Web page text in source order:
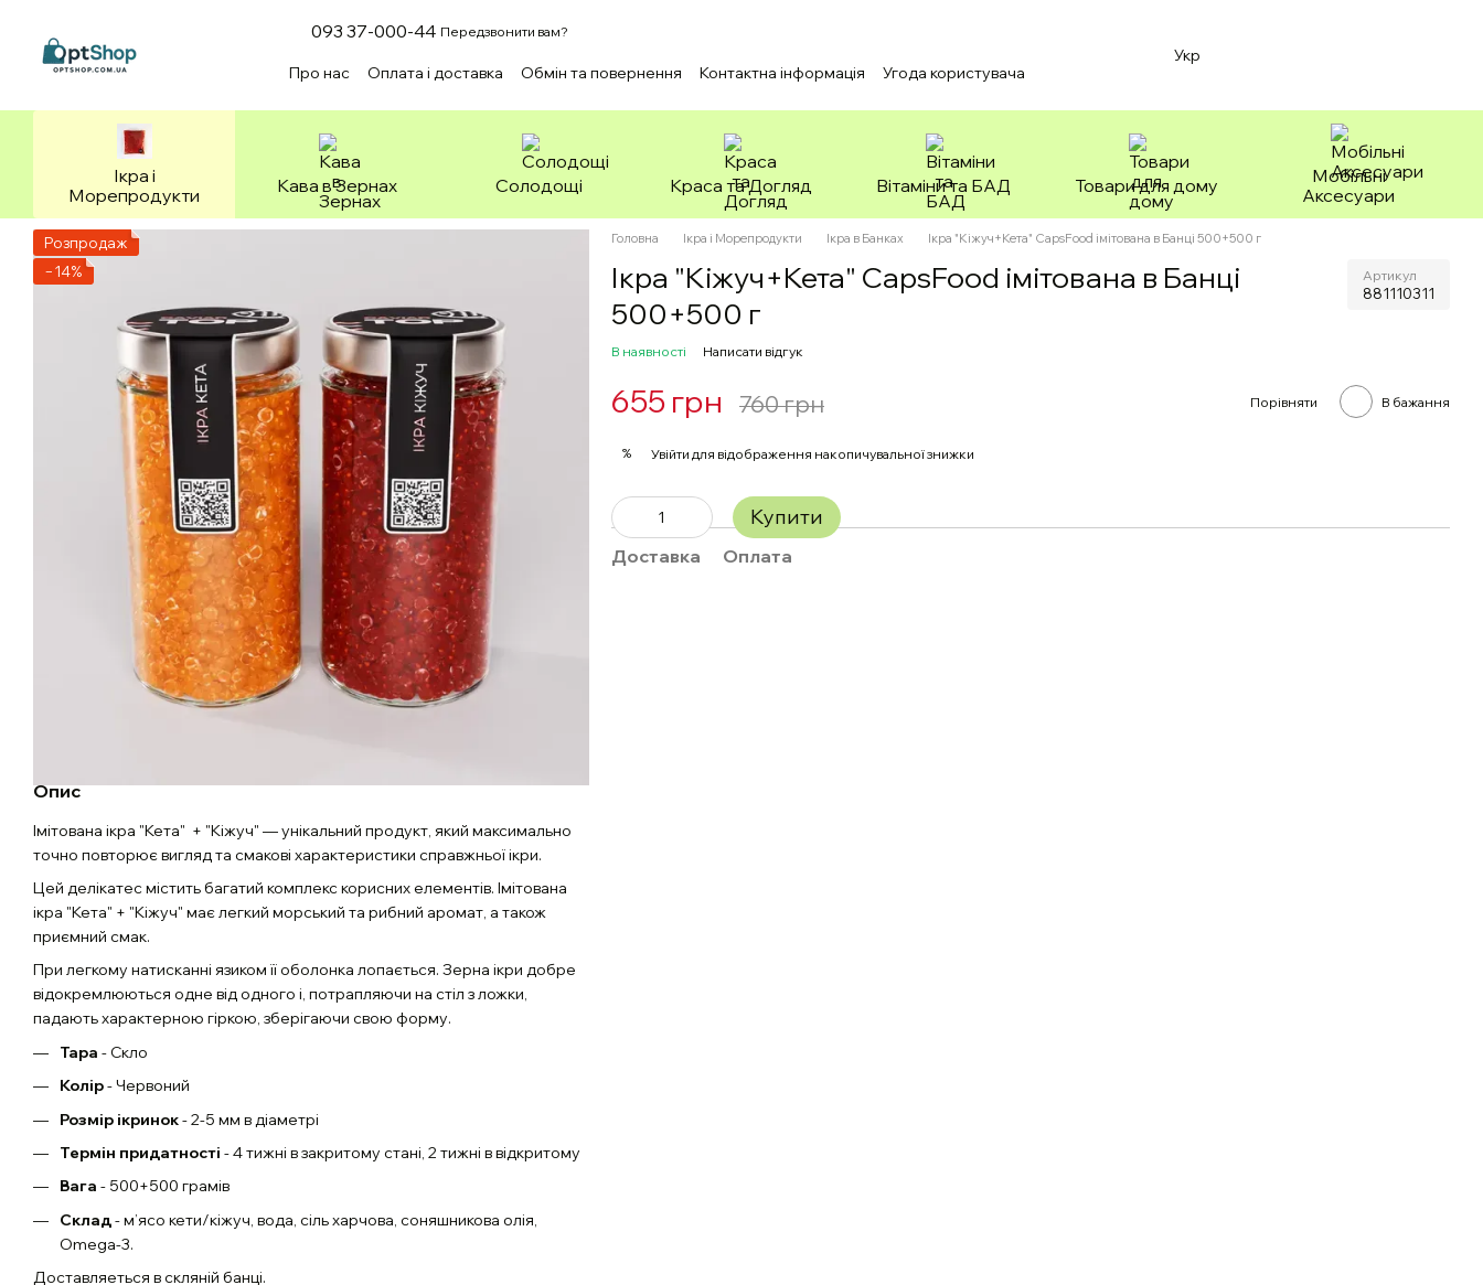
093 37-000-44 Передзвонити вам?
Про нас Оплата і доставка Обмін та повернення Контактна інформація
Угода користувача
Укр
Ікра і
Морепродукти
Кава в Зернах Солодощі Краса та Догляд Вітаміни та БАД Товари для дому
Мобільні
Аксесуари
Розпродаж
−14%
Опис
Імітована ікра "Кета" + "Кіжуч" — унікальний продукт, який максимально
точно повторює вигляд та смакові характеристики справжньої ікри.
Цей делікатес містить багатий комплекс корисних елементів. Імітована
ікра "Кета" + "Кіжуч" має легкий морський та рибний аромат, а також
приємний смак.
При легкому натисканні язиком її оболонка лопається. Зерна ікри добре
відокремлюються одне від одного і, потрапляючи на стіл з ложки,
падають характерною гіркою, зберігаючи свою форму.
Тара - Скло
Колір- Червоний
Розмір ікринок- 2-5 мм в діаметрі
Термін придатності - 4 тижні в закритому стані, 2 тижні в відкритому
Вага - 500+500 грамів
Склад- м’ясо кети/кіжуч, вода, сіль харчова, соняшникова олія,
Omega-3.
Доставляеться в скляній банці.
Головна Ікра і Морепродукти Ікра в Банках Ікра "Кіжуч+Кета" CapsFood імітована в Банці 500+500 г
Ікра "Кіжуч+Кета" CapsFood імітована в Банці
500+500 г
Артикул
881110311
В наявності Написати відгук
655 грн 760 грн Порівняти В бажання
% Увійти для відображення накопичувальної знижки
Купити
Доставка Оплата